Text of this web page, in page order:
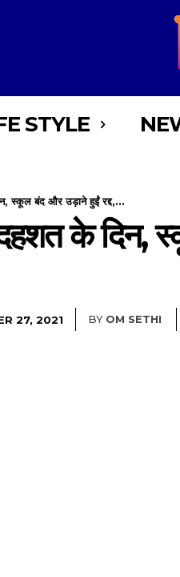
STYLE
स्कूल बंद और उड़ाने हुईं रद्द,...
के दिन,
27, 2021 BY OM SETHI